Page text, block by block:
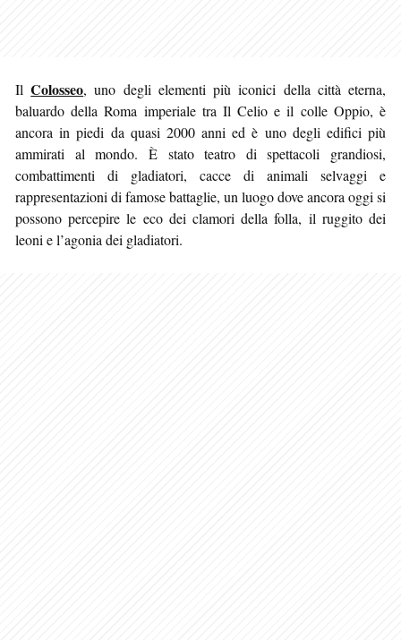
IlColosseo, uno degli elementi più iconici della città eterna,
baluardo della Roma imperiale tra Il Celio e il colle Oppio, è
ancora in piedi da quasi 2000 anni ed è uno degli edifici più
ammirati al mondo. È stato teatro di spettacoli grandiosi,
combattimenti di gladiatori, cacce di animali selvaggi e
rappresentazioni di famose battaglie, un luogo dove ancora oggi si
possono percepire le eco dei clamori della folla, il ruggito dei
leoni e l’agonia dei gladiatori.